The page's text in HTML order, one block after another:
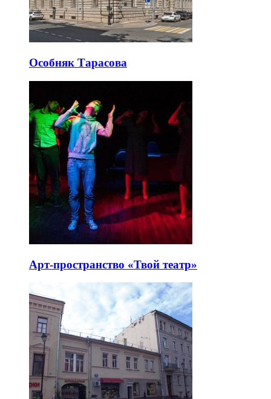
Особняк Тарасова
Арт-пространство «Твой театр»